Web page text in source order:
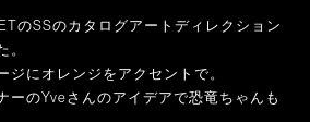
のSSのカタログアートディレクション
。
ジにオレンジをアクセントで。
ーのYveさんのアイデアで恐竜ちゃんも